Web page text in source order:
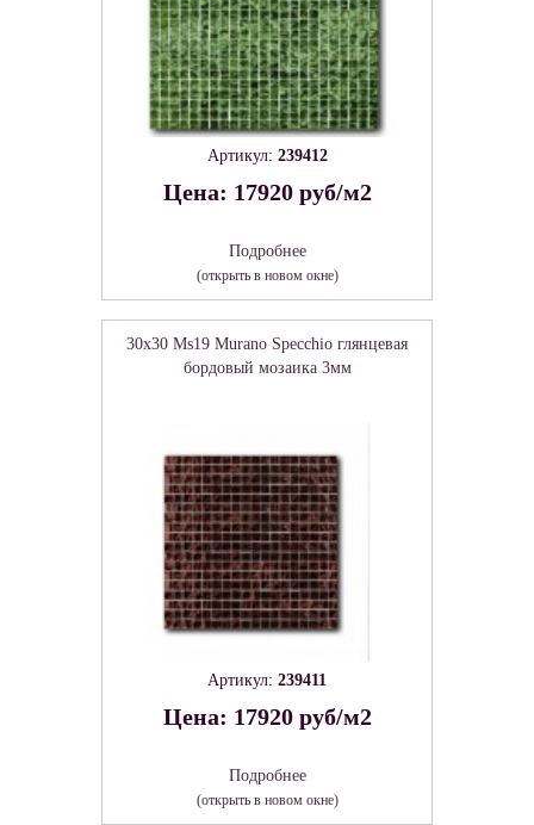
Артикул: 239412
Цена: 17920 руб/м2
Подробнее
(открыть в новом окне)
30x30 Ms19 Murano Specchio глянцевая
бордовый мозаика 3мм
Артикул: 239411
Цена: 17920 руб/м2
Подробнее
(открыть в новом окне)